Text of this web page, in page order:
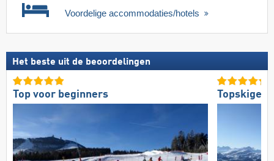
Voordelige accommodaties/hotels
Het beste uit de beoordelingen
Top voor beginners